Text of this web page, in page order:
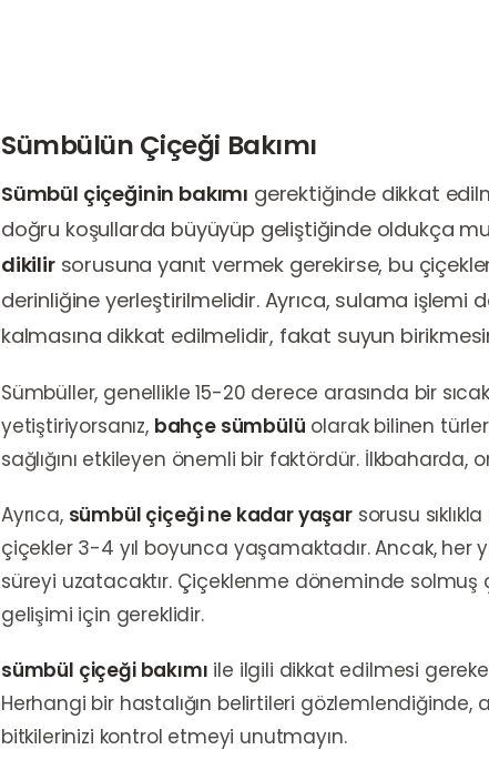
Sümbülün Çiçeği Bakımı
Sümbül çiçeğinin bakımı gerektiğinde dikkat
doğru koşullarda büyüyüp geliştiğinde oldukça
dikilirsorusuna yanıt vermek gerekirse, bu
derinliğine yerleştirilmelidir. Ayrıca, sulama işlemi
kalmasına dikkat edilmelidir, fakat suyun
Sümbüller, genellikle 15-20 derece arasında bir
yetiştiriyorsanız, bahçe sümbülü olarak bilinen
sağlığını etkileyen önemli bir faktördür. İlkbaharda,
Ayrıca, sümbül çiçeği ne kadar yaşarsorusu
çiçekler 3-4 yıl boyunca yaşamaktadır. Ancak, her
süreyi uzatacaktır. Çiçeklenme döneminde
gelişimi için gereklidir.
sümbül çiçeği bakımı ile ilgili dikkat edilmesi
Herhangi bir hastalığın belirtileri
bitkilerinizi kontrol etmeyi unutmayın.